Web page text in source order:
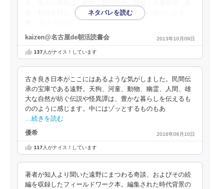
版：鶴見太郎と３種類の解説があり、理解の助けになる。
kaizen@名古屋de朝活読書会 2013年10月09日
137人がナイス！しています
古き良き日本がここにはあるような気がしました。民間伝
承の宝庫である遠野。天狗、河童、動物、幽霊、人間、雄
大な自然が紡ぐ伝説や怪異譚は、豊かな暮らしを伝えるも
ののように感じます。中にはゾッとするものもあ
…続きを読む
優希 2016年06月10日
117人がナイス！しています
著者が知人より聞いた遠野にまつわる奇談、およびその続
編を収録したフィールドワーク本。編集された時代背景の